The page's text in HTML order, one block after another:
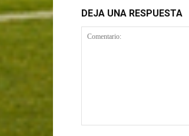
DEJA UNA RESPUESTA